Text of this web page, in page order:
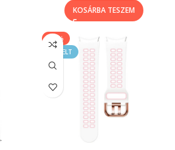
KOSÁRBA TESZEM
-50%
KIEMELT